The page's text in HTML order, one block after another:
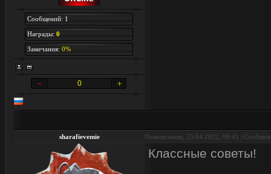
Сообщений: 1
Награды: 0
Замечания: 0%
0
sharafievemie Понедельник, 25.04.2022, 09:41 |
Классные советы!